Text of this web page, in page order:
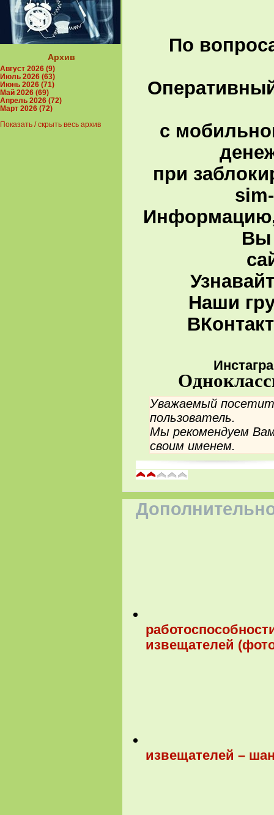
По
с
при
Вы
Наши
Уважаемый
пользователь.
Мы рекомендуем
своим именем.
извещателей
извещателей –
Архив
Август 2026 (9)
Июль 2026 (63)
Июнь 2026 (71)
Май 2026 (69)
Апрель 2026 (72)
Март 2026 (72)
Показать / скрыть весь архив